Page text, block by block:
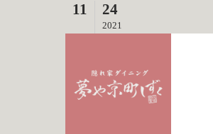
11 24
2021